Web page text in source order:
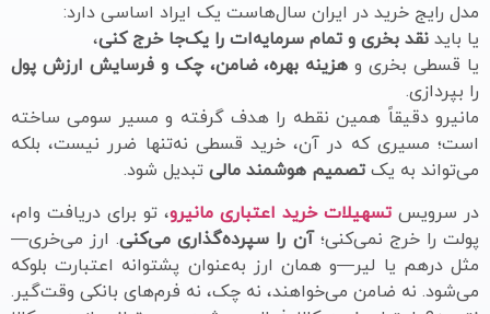
مدل رایج خرید در ایران سال‌هاست یک ایراد اساسی دارد:
یا باید نقد بخری و تمام سرمایه‌ات را یک‌جا خرج کنی،
یا قسطی بخری و هزینه بهره، ضامن، چک و فرسایش ارزش پول
را بپردازی.
مانیرو دقیقاً همین نقطه را هدف گرفته و مسیر سومی ساخته
است؛ مسیری که در آن، خرید قسطی نه‌تنها ضرر نیست، بلکه
می‌تواند به یک تصمیم هوشمند مالی تبدیل شود.
در سرویس تسهیلات خرید اعتباری مانیرو، تو برای دریافت وام،
پولت را خرج نمی‌کنی؛آن را سپرده‌گذاری می‌کنی. ارز می‌خری—
مثل درهم یا لیر—و همان ارز به‌عنوان پشتوانه اعتبارت بلوکه
می‌شود. نه ضامن می‌خواهند، نه چک، نه فرم‌های بانکی وقت‌گیر.